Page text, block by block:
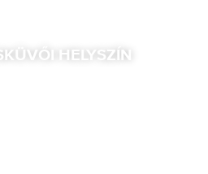
HELYSZÍN